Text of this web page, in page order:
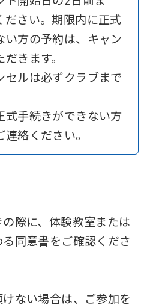
ださい。期限内に正式
い方の予約は、キャン
きます。
ルは必ずクラブまで
式手続きができない方
絡ください。
際に、体験教室または
同意書をご確認くださ
ない場合は、ご参加を